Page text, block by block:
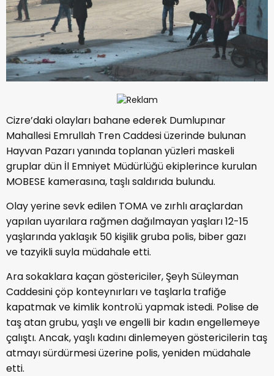
Cizre’daki olayları bahane ederek Dumlupınar
Mahallesi Emrullah Tren Caddesi üzerinde bulunan
Hayvan Pazarı yanında toplanan yüzleri maskeli
gruplar dün İl Emniyet Müdürlüğü ekiplerince kurulan
MOBESE kamerasına, taşlı saldırıda bulundu.
Olay yerine sevk edilen TOMA ve zırhlı araçlardan
yapılan uyarılara rağmen dağılmayan yaşları 12-15
yaşlarında yaklaşık 50 kişilik gruba polis, biber gazı
ve tazyikli suyla müdahale etti.
Ara sokaklara kaçan göstericiler, Şeyh Süleyman
Caddesini çöp konteynırları ve taşlarla trafiğe
kapatmak ve kimlik kontrolü yapmak istedi. Polise de
taş atan grubu, yaşlı ve engelli bir kadın engellemeye
çalıştı. Ancak, yaşlı kadını dinlemeyen göstericilerin taş
atmayı sürdürmesi üzerine polis, yeniden müdahale
etti.